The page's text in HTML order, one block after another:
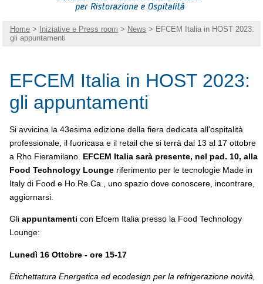
Home > Iniziative e Press room > News > EFCEM Italia in HOST 2023:
gli appuntamenti
EFCEM Italia in HOST 2023:
gli appuntamenti
Si avvicina la 43esima edizione della fiera dedicata all'ospitalità
professionale, il fuoricasa e il retail che si terrà dal 13 al 17 ottobre
a Rho Fieramilano. EFCEM Italia sarà presente, nel pad. 10, alla
Food Technology Lounge riferimento per le tecnologie Made in
Italy di Food e Ho.Re.Ca., uno spazio dove conoscere, incontrare,
aggiornarsi.
Gli appuntamenti con Efcem Italia presso la Food Technology
Lounge:
Lunedì 16 Ottobre - ore 15-17
Etichettatura Energetica ed ecodesign per la refrigerazione novità,